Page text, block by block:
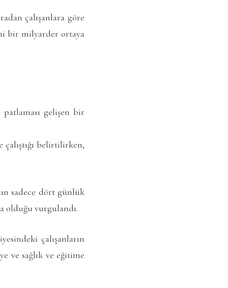
çalışanlara göre
bir milyarder ortaya
gelişen bir
çalıştığı belirtilirken,
sadece dört günlük
olduğu vurgulandı.
çalışanların
ve sağlık ve eğitime